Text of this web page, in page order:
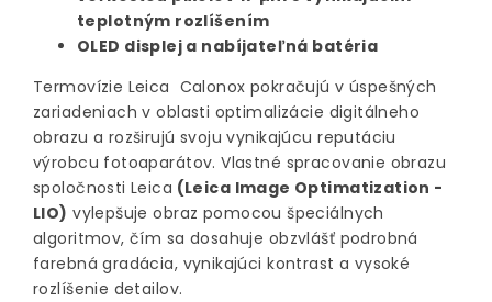
teplotným rozlíšením
OLED displej a nabíjateľná batéria
Termovízie Leica Calonox pokračujú v úspešných
zariadeniach v oblasti optimalizácie digitálneho
obrazu a rozširujú svoju vynikajúcu reputáciu
výrobcu fotoaparátov. Vlastné spracovanie obrazu
spoločnosti Leica (Leica Image Optimatization -
LIO) vylepšuje obraz pomocou špeciálnych
algoritmov, čím sa dosahuje obzvlášť podrobná
farebná gradácia, vynikajúci kontrast a vysoké
rozlíšenie detailov.